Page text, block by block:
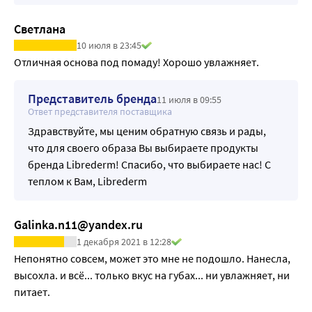
увлажняющее действие, разглаживает и смягчает кожу
губ. Способствует заживлению мелких трещинок и
предотвращает их появление.
вера, экстрактом календулы и натуральным альфа-
бисабололом питают и смягчают кожу губ, интенсивно
увлажняют. Оказывают восстанавливающее и
антибактериальное действие.
Специальные особенности: не содержит искусственных
отдушек, красителей и парабенов
Светлана
10 июля в 23:45
Отличная основа под помаду! Хорошо увлажняет.
Представитель бренда11 июля в 09:55
Ответ представителя поставщика
Здравствуйте, мы ценим обратную связь и рады,
что для своего образа Вы выбираете продукты
бренда Librederm! Спасибо, что выбираете нас! С
теплом к Вам, Librederm
Galinka.n11@yandex.ru
1 декабря 2021 в 12:28
Непонятно совсем, может это мне не подошло. Нанесла,
высохла. и всё... только вкус на губах... ни увлажняет, ни
питает.